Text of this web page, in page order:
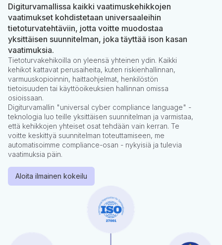
Digiturvamallissa kaikki vaatimuskehikkojen
vaatimukset kohdistetaan universaaleihin
tietoturvatehtäviin, jotta voitte muodostaa
yksittäisen suunnitelman, joka täyttää ison kasan
vaatimuksia.
Tietoturvakehikoilla on yleensä yhteinen ydin. Kaikki
kehikot kattavat perusaiheita, kuten riskienhallinnan,
varmuuskopioinnin, haittaohjelmat, henkilöstön
tietoisuuden tai käyttöoikeuksien hallinnan omissa
osioissaan.
Digiturvamallin "universal cyber compliance language" -
teknologia luo teille yksittäisen suunnitelman ja varmistaa,
että kehikkojen yhteiset osat tehdään vain kerran. Te
voitte keskittyä suunnitelman toteuttamiseen, me
automatisoimme compliance-osan - nykyisiä ja tulevia
vaatimuksia päin.
Aloita ilmainen kokeilu